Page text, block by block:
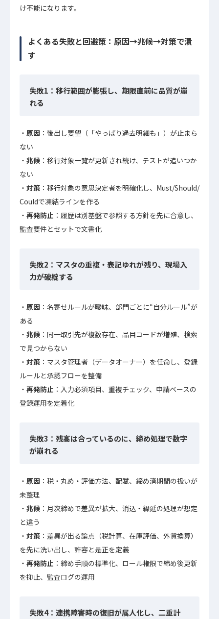
け不能になります。
よくある失敗と回避策：原因→兆候→対策で潰
す
失敗1：移行範囲が膨張し、期限直前に品質が崩
れる
原因 ：後出し要望（「やっぱり過去明細も」）が止まら
ない
兆候 ：移行対象一覧が更新され続け、テストが追いつか
ない
対策 ：移行対象の意思決定者を明確化し、Must/Should/
Couldで凍結ラインを作る
再発防止 ：履歴は別基盤で参照する方針を先に合意し、
監査要件とセットで文書化
失敗2：マスタの重複・表記ゆれが残り、現場入
力が破綻する
原因 ：名寄せルールが曖昧、部門ごとに“自分ルール”が
ある
兆候 ：同一取引先が複数存在、品目コードが増殖、検索
で見つからない
対策 ：マスタ管理者（データオーナー）を任命し、登録
ルールと承認フローを整備
再発防止 ：入力必須項目、重複チェック、申請ベースの
登録運用を定着化
失敗3：残高は合っているのに、締め処理で数字
が崩れる
原因 ：税・丸め・評価方法、配賦、締め済期間の扱いが
未整理
兆候 ：月次締めで差異が拡大、消込・繰延の処理が想定
と違う
対策 ：差異が出る論点（税計算、在庫評価、外貨換算）
を先に洗い出し、許容と是正を定義
再発防止 ：締め手順の標準化、ロール権限で締め後更新
を抑止、監査ログの運用
失敗4：連携障害時の復旧が属人化し、二重計